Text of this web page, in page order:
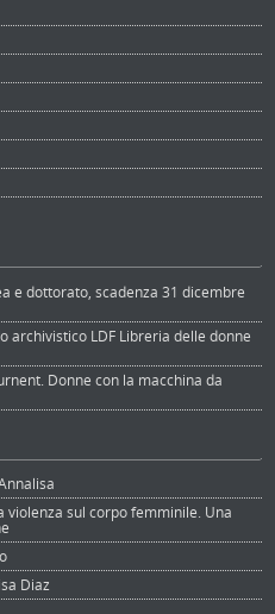
e dottorato, scadenza 31 dicembre
archivistico LDF Libreria delle donne
Donne con la macchina da
sul corpo femminile. Una
Diaz